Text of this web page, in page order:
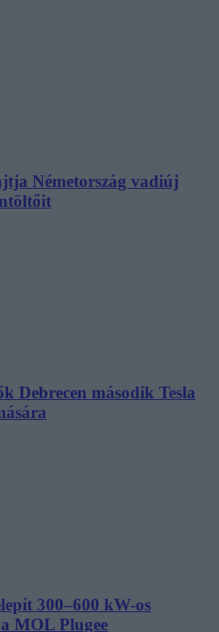
Németország vadiúj
Debrecen második Tesla
300–600 kW-os
MOL Plugee